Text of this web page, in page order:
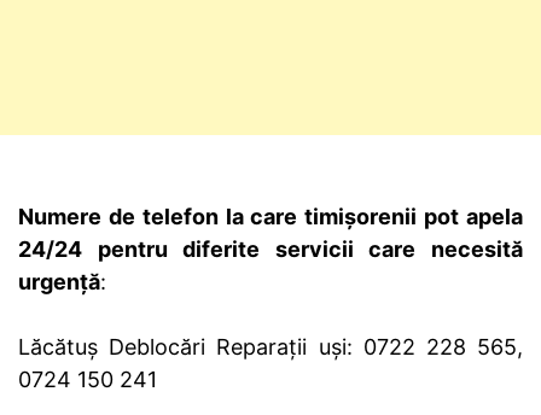
Numere de telefon la care timișorenii pot apela
24/24 pentru diferite servicii care necesită
urgență:
Lăcătuș Deblocări Reparații uși: 0722 228 565,
0724 150 241